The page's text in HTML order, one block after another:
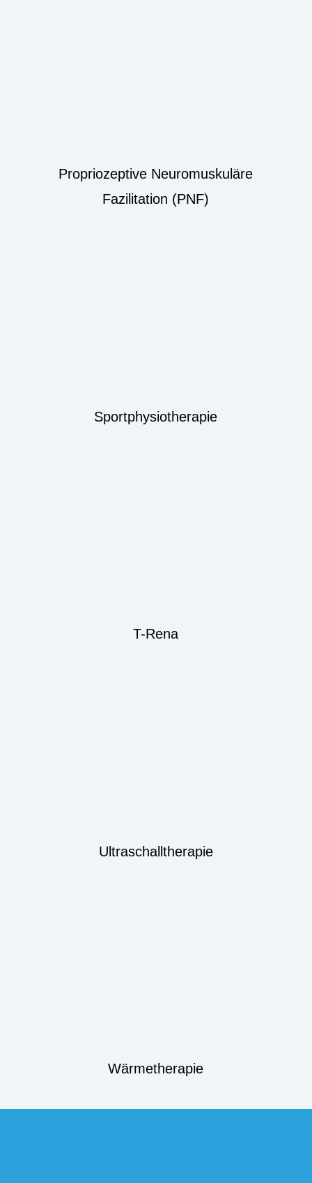
Propriozeptive Neuromuskuläre
Fazilitation (PNF)
Sportphysiotherapie
T-Rena
Ultraschalltherapie
Wärmetherapie